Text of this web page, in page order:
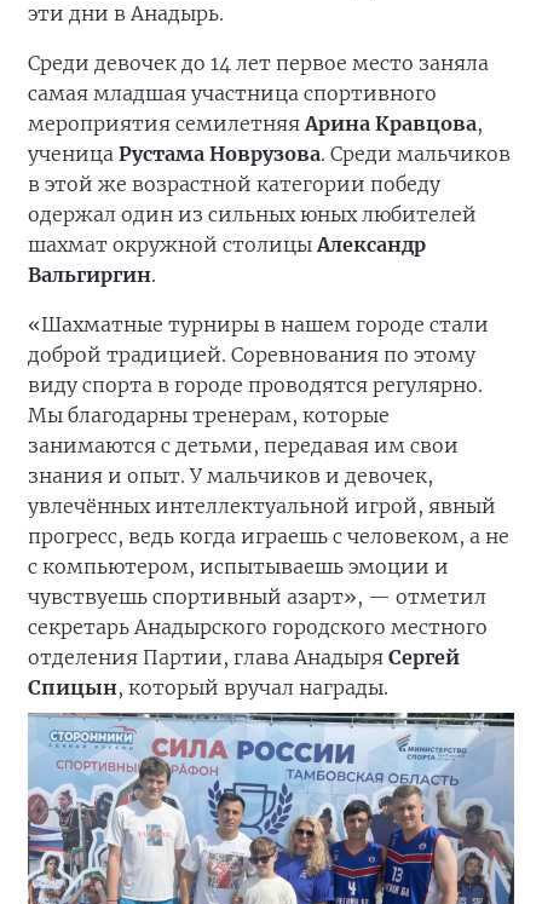
эти дни в Анадырь.
Среди девочек до 14 лет первое место заняла
самая младшая участница спортивного
мероприятия семилетняяАрина Кравцова,
ученица Рустама Новрузова. Среди мальчиков
в этой же возрастной категории победу
одержал один из сильных юных любителей
шахмат окружной столицыАлександр
Вальгиргин.
«Шахматные турниры в нашем городе стали
доброй традицией. Соревнования по этому
виду спорта в городе проводятся регулярно.
Мы благодарны тренерам, которые
занимаются с детьми, передавая им свои
знания и опыт. У мальчиков и девочек,
увлечённых интеллектуальной игрой, явный
прогресс, ведь когда играешь с человеком, а не
с компьютером, испытываешь эмоции и
чувствуешь спортивный азарт», — отметил
секретарь Анадырского городского местного
отделения Партии, глава Анадыря Сергей
Спицын, который вручал награды.